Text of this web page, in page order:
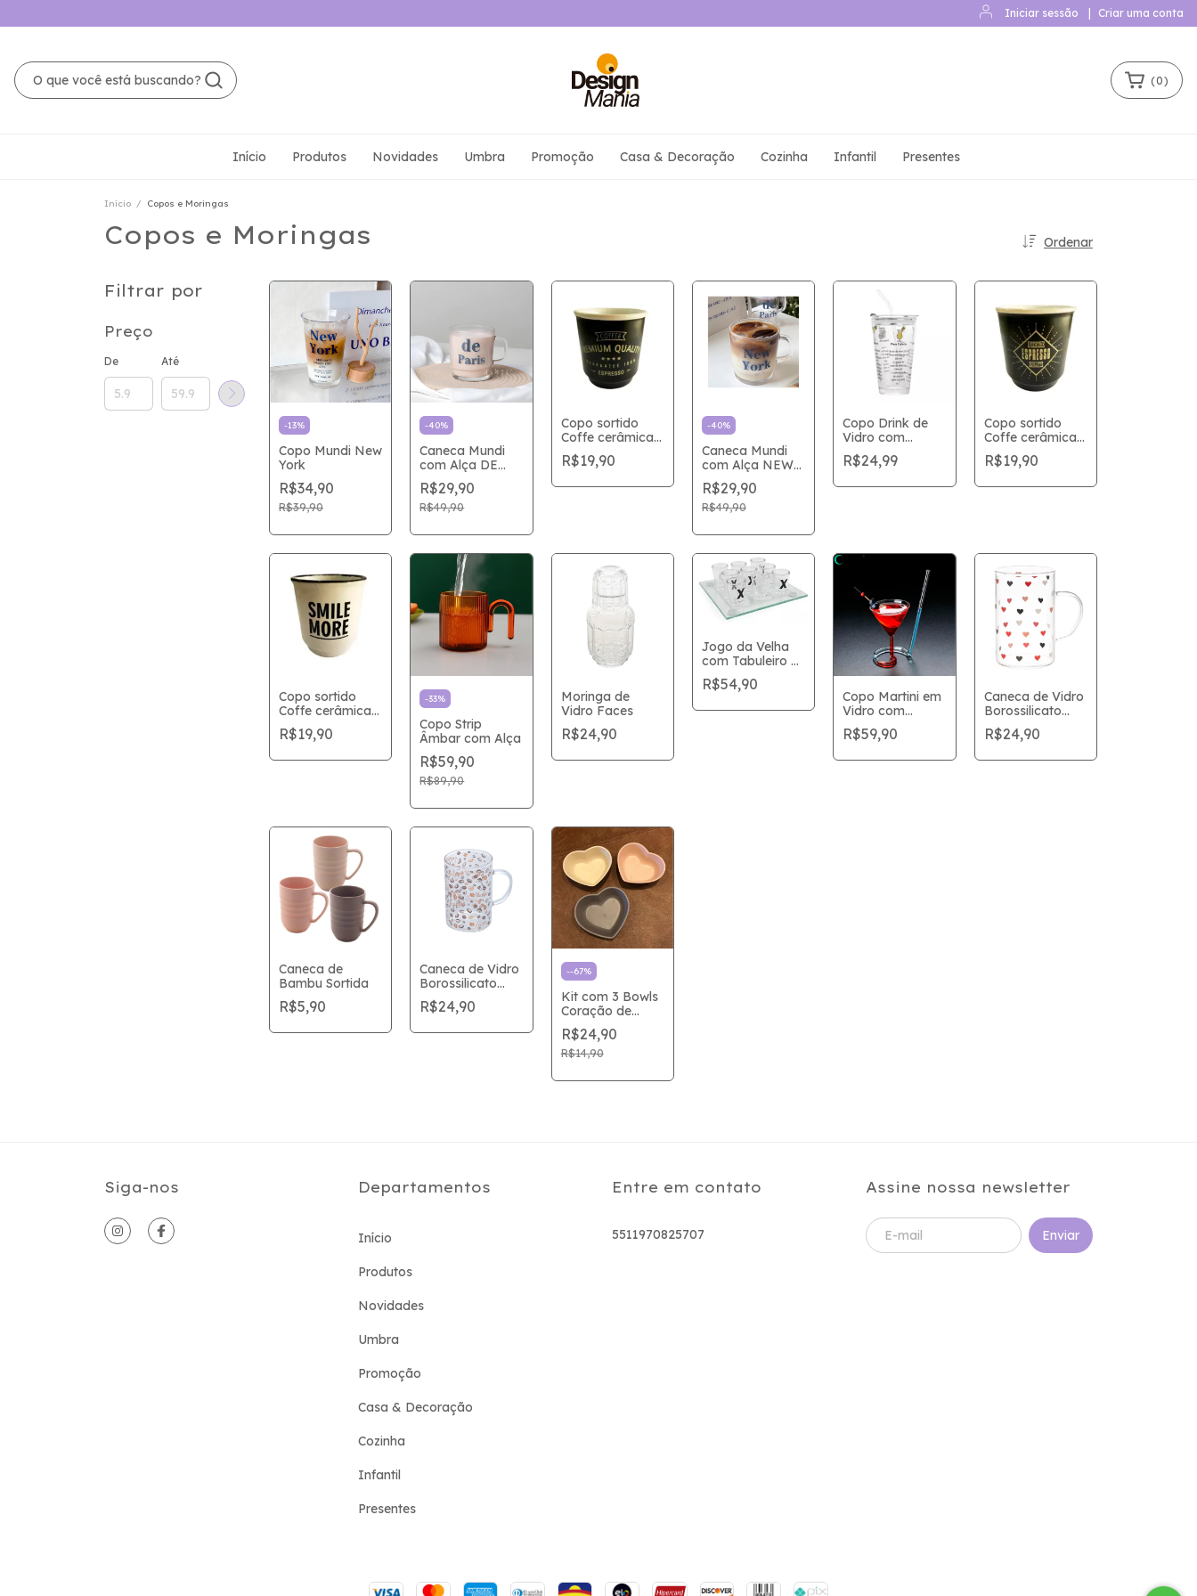
Iniciar sessão Criar uma conta
(0)
Início Produtos Novidades Umbra Promoção Casa & Decoração Cozinha Infantil Presentes
Início / Copos e Moringas
Copos e Moringas Ordenar
Filtrar por
Preço
De Até
-13%
Copo Mundi New
York
R$34,90
R$39,90
-40%
Caneca Mundi
com Alça DE
PARIS
R$29,90
R$49,90
Copo sortido
Coffe cerâmica
PREMIUM 90
ML
R$19,90
-40%
Caneca Mundi
com Alça NEW
YORK
R$29,90
R$49,90
Copo Drink de
Vidro com
Canudo 450ml
R$24,99
Copo sortido
Coffe cerâmica
ESPRESSO
QUALITY 90 ML
R$19,90
Copo sortido
Coffe cerâmica
SMILE MORE 90
ML
R$19,90
-33%
Copo Strip
Âmbar com Alça
R$59,90
R$89,90
Moringa de
Vidro Faces
R$24,90
Jogo da Velha
com Tabuleiro e
9 Copos Shot
Para Drink
R$54,90
Copo Martini em
Vidro com
Canudo
R$59,90
Caneca de Vidro
Borossilicato
Love
R$24,90
Caneca de
Bambu Sortida
R$5,90
Caneca de Vidro
Borossilicato
Café
R$24,90
--67%
Kit com 3 Bowls
Coração de
Bambu
R$24,90
R$14,90
Siga-nos Departamentos
Início
Produtos
Novidades
Umbra
Promoção
Casa & Decoração
Cozinha
Infantil
Presentes
Entre em contato
5511970825707
Assine nossa newsletter